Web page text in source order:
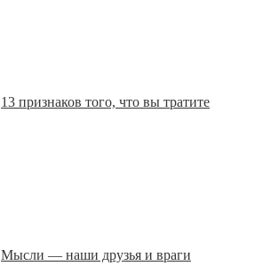
13 признаков того, что вы тратите
Мысли — наши друзья и враги